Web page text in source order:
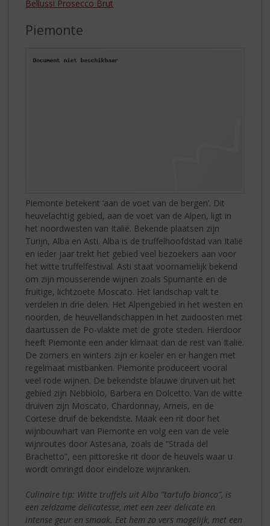
Bellussi Prosecco Brut
Piemonte
Piemonte betekent ‘aan de voet van de bergen’. Dit
heuvelachtig gebied, aan de voet van de Alpen, ligt in
het noordwesten van Italië. Bekende plaatsen zijn
Turijn, Alba en Asti. Alba is de truffelhoofdstad van Italië
en ieder jaar trekt het gebied veel bezoekers aan voor
het witte truffelfestival. Asti staat voornamelijk bekend
om zijn mousserende wijnen zoals Spumante en de
fruitige, lichtzoete Moscato. Het landschap valt te
verdelen in drie delen. Het Alpengebied in het westen en
noorden, de heuvellandschappen in het zuidoosten met
daartussen de Po-vlakte met de grote steden. Hierdoor
heeft Piemonte een ander klimaat dan de rest van Italië.
De zomers en winters zijn er koeler en er hangen met
regelmaat mistbanken. Piemonte produceert vooral
veel rode wijnen. De bekendste blauwe druiven uit het
gebied zijn Nebbiolo, Barbera en Dolcetto. Van de witte
druiven zijn Moscato, Chardonnay, Arneis, en de
Cortese druif de bekendste. Maak een rit door het
wijnbouwhart van Piemonte en volg een van de vele
wijnroutes door Astesana, zoals de “Strada del
Brachetto”, een pittoreske rit door de heuvels waar u
wordt omringd door eindeloze wijnranken.
Culinaire tip: Witte truffels uit Alba “tartufo bianco”, is
een zeldzame delicatesse, met een zeer delicate en
intense geur en smaak. Eet hem zo vers mogelijk, met een